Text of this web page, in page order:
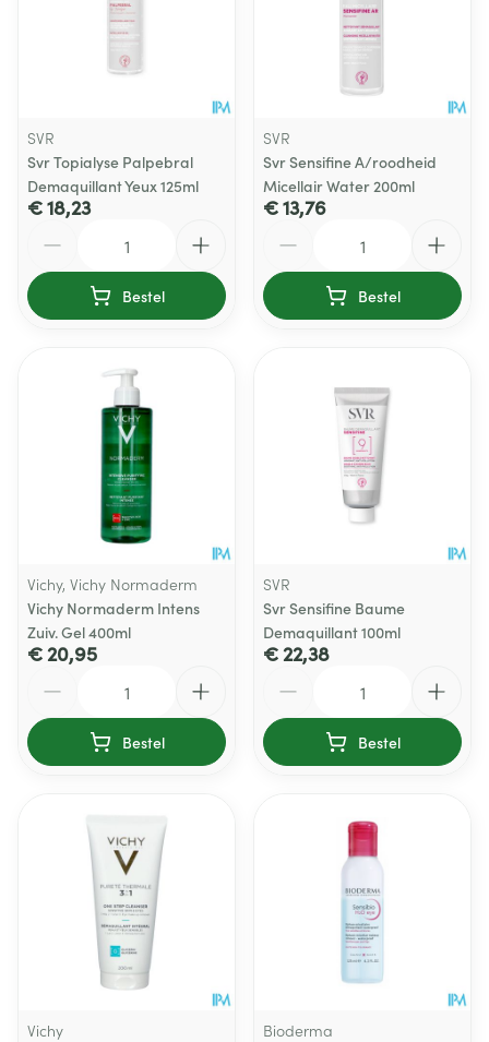
SVR
Svr Topialyse Palpebral
Demaquillant Yeux 125ml
€ 18,23
Bestel
SVR
Svr Sensifine A/roodheid
Micellair Water 200ml
€ 13,76
Bestel
Vichy, Vichy Normaderm
Vichy Normaderm Intens
Zuiv. Gel 400ml
€ 20,95
Bestel
SVR
Svr Sensifine Baume
Demaquillant 100ml
€ 22,38
Bestel
Vichy
Bioderma